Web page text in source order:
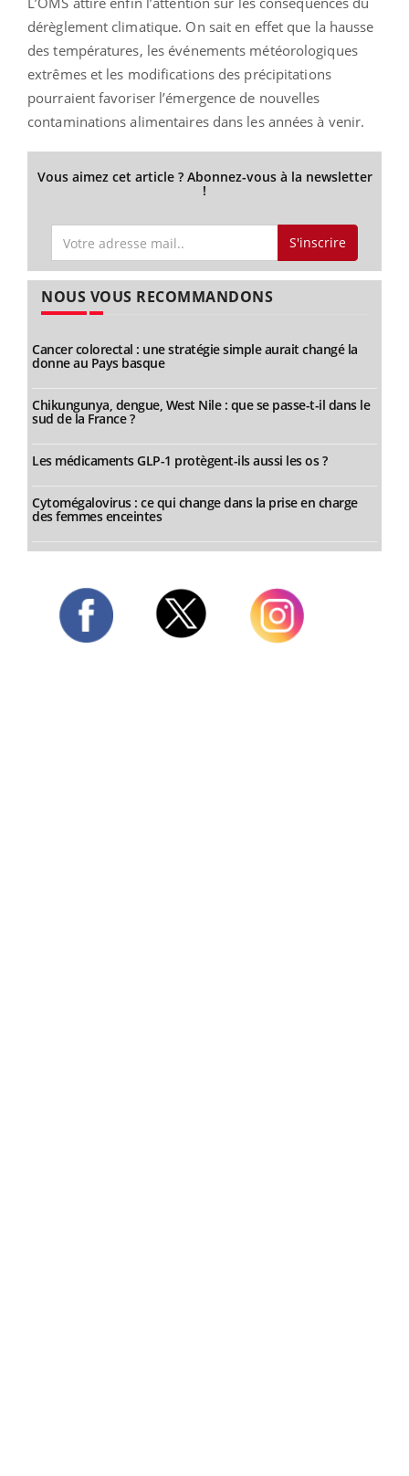
dérèglement climatique. On sait en effet que la hausse
des températures, les événements météorologiques
extrêmes et les modifications des précipitations
pourraient favoriser l’émergence de nouvelles
contaminations alimentaires dans les années à venir.
Vous aimez cet article ? Abonnez-vous à la newsletter
!
S'inscrire
NOUS VOUS RECOMMANDONS
Cancer colorectal : une stratégie simple aurait changé la
donne au Pays basque
Chikungunya, dengue, West Nile : que se passe-t-il dans le
sud de la France ?
Les médicaments GLP-1 protègent-ils aussi les os ?
Cytomégalovirus : ce qui change dans la prise en charge
des femmes enceintes